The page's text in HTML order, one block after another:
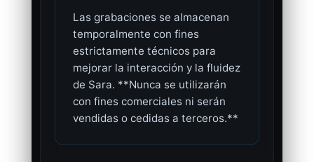
Las grabaciones se almacenan
temporalmente con fines
estrictamente técnicos para
mejorar la interacción y la fluidez
de Sara. **Nunca se utilizarán
con fines comerciales ni serán
vendidas o cedidas a terceros.**